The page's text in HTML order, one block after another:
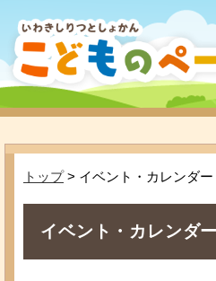
トップ> イベント・カレンダー
イベント・カレンダ